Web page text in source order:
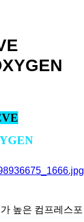
높은 컴프레스포